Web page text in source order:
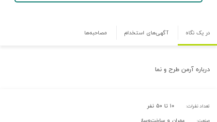
در یک نگاه آگهی‌های استخدام مصاحبه‌ها
درباره آرمن طرح و نما
تعداد نفرات: ۱۰ تا ۵۰ نفر